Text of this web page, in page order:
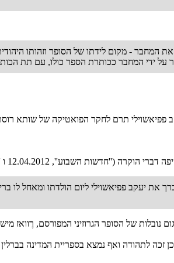
המחבר - מקום לידתו של הסופר וזהותו
על ידי המחבר ככותרת הספר כולו, עם תת
תרם לחקר הפואטיקה של שותא
את יעקב פפיאשוילי ליום הולדתו ומאחל לו
נובלות של הסופר הגרוזיני המפורסם, רֶוואז